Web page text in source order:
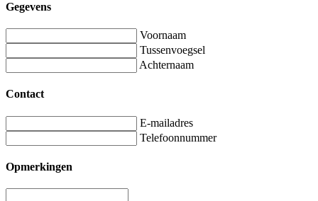
Gegevens
Voornaam
Tussenvoegsel
Achternaam
Contact
E-mailadres
Telefoonnummer
Opmerkingen